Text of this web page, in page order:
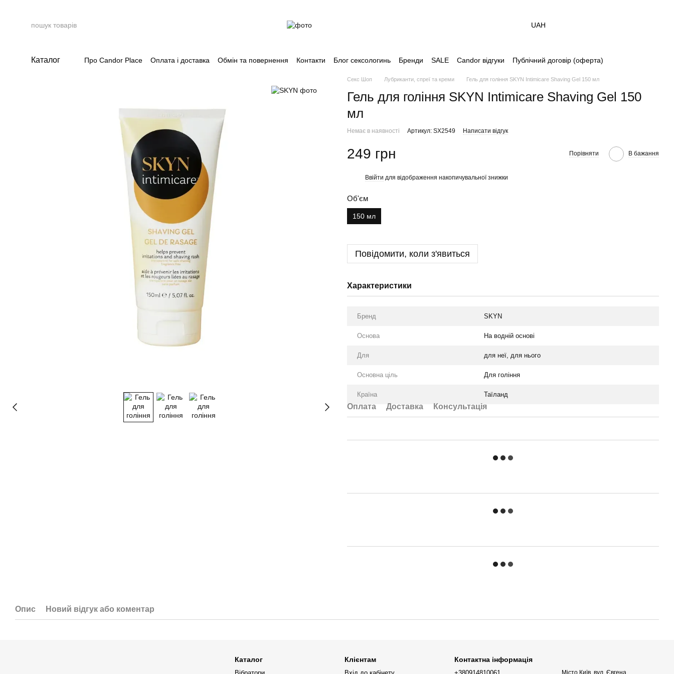
UAH
Каталог Про Candor Place Оплата і доставка Обмін та повернення Контакти Блог сексологинь Бренди SALE Candor відгуки
Публічний договір (оферта)
Секс Шоп Лубриканти, спреї та креми Гель для гоління SKYN Intimicare Shaving Gel 150 мл
Гель для гоління SKYN Intimicare Shaving Gel 150
мл
Немає в наявності Артикул: SX2549 Написати відгук
249 грн Порівняти В бажання
Ввійти для відображення накопичувальної знижки
Об'єм
150 мл
Повідомити, коли з'явиться
Характеристики
Бренд SKYN
Оснoва На водній основі
Для для неї, для нього
Основна ціль Для гоління
Країна Таїланд
Оплата Доставка Консультація
Опис Новий відгук або коментар
Каталог Клієнтам Контактна інформація
Місто Київ, вул. Євгена